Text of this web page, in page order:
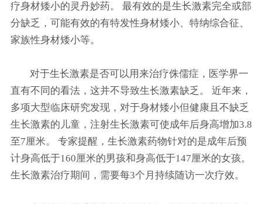
疗身材矮小的灵丹妙药。 最有效的是生长激素完全或部
分缺乏，可能有效的有特发性身材矮小、特纳综合征、
家族性身材矮小等。
对于生长激素是否可以用来治疗侏儒症，医学界一
直有不同的看法，这并不导致生长激素缺乏。 近年来，
多项大型临床研究发现，对于身材矮小但健康且不缺乏
生长激素的儿童，注射生长激素可使成年后身高增加3.8
至7厘米。 专家提醒，生长激素药物针对的是成年后预
计身高低于160厘米的男孩和身高低于147厘米的女孩。
生长激素治疗期间，需要每3个月持续随访一次疗效。